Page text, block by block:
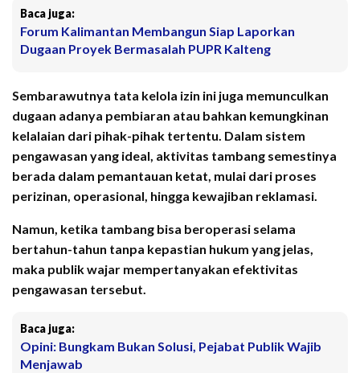
Baca juga:
Forum Kalimantan Membangun Siap Laporkan
Dugaan Proyek Bermasalah PUPR Kalteng
Sembarawutnya tata kelola izin ini juga memunculkan
dugaan adanya pembiaran atau bahkan kemungkinan
kelalaian dari pihak-pihak tertentu. Dalam sistem
pengawasan yang ideal, aktivitas tambang semestinya
berada dalam pemantauan ketat, mulai dari proses
perizinan, operasional, hingga kewajiban reklamasi.
Namun, ketika tambang bisa beroperasi selama
bertahun-tahun tanpa kepastian hukum yang jelas,
maka publik wajar mempertanyakan efektivitas
pengawasan tersebut.
Baca juga:
Opini: Bungkam Bukan Solusi, Pejabat Publik Wajib
Menjawab